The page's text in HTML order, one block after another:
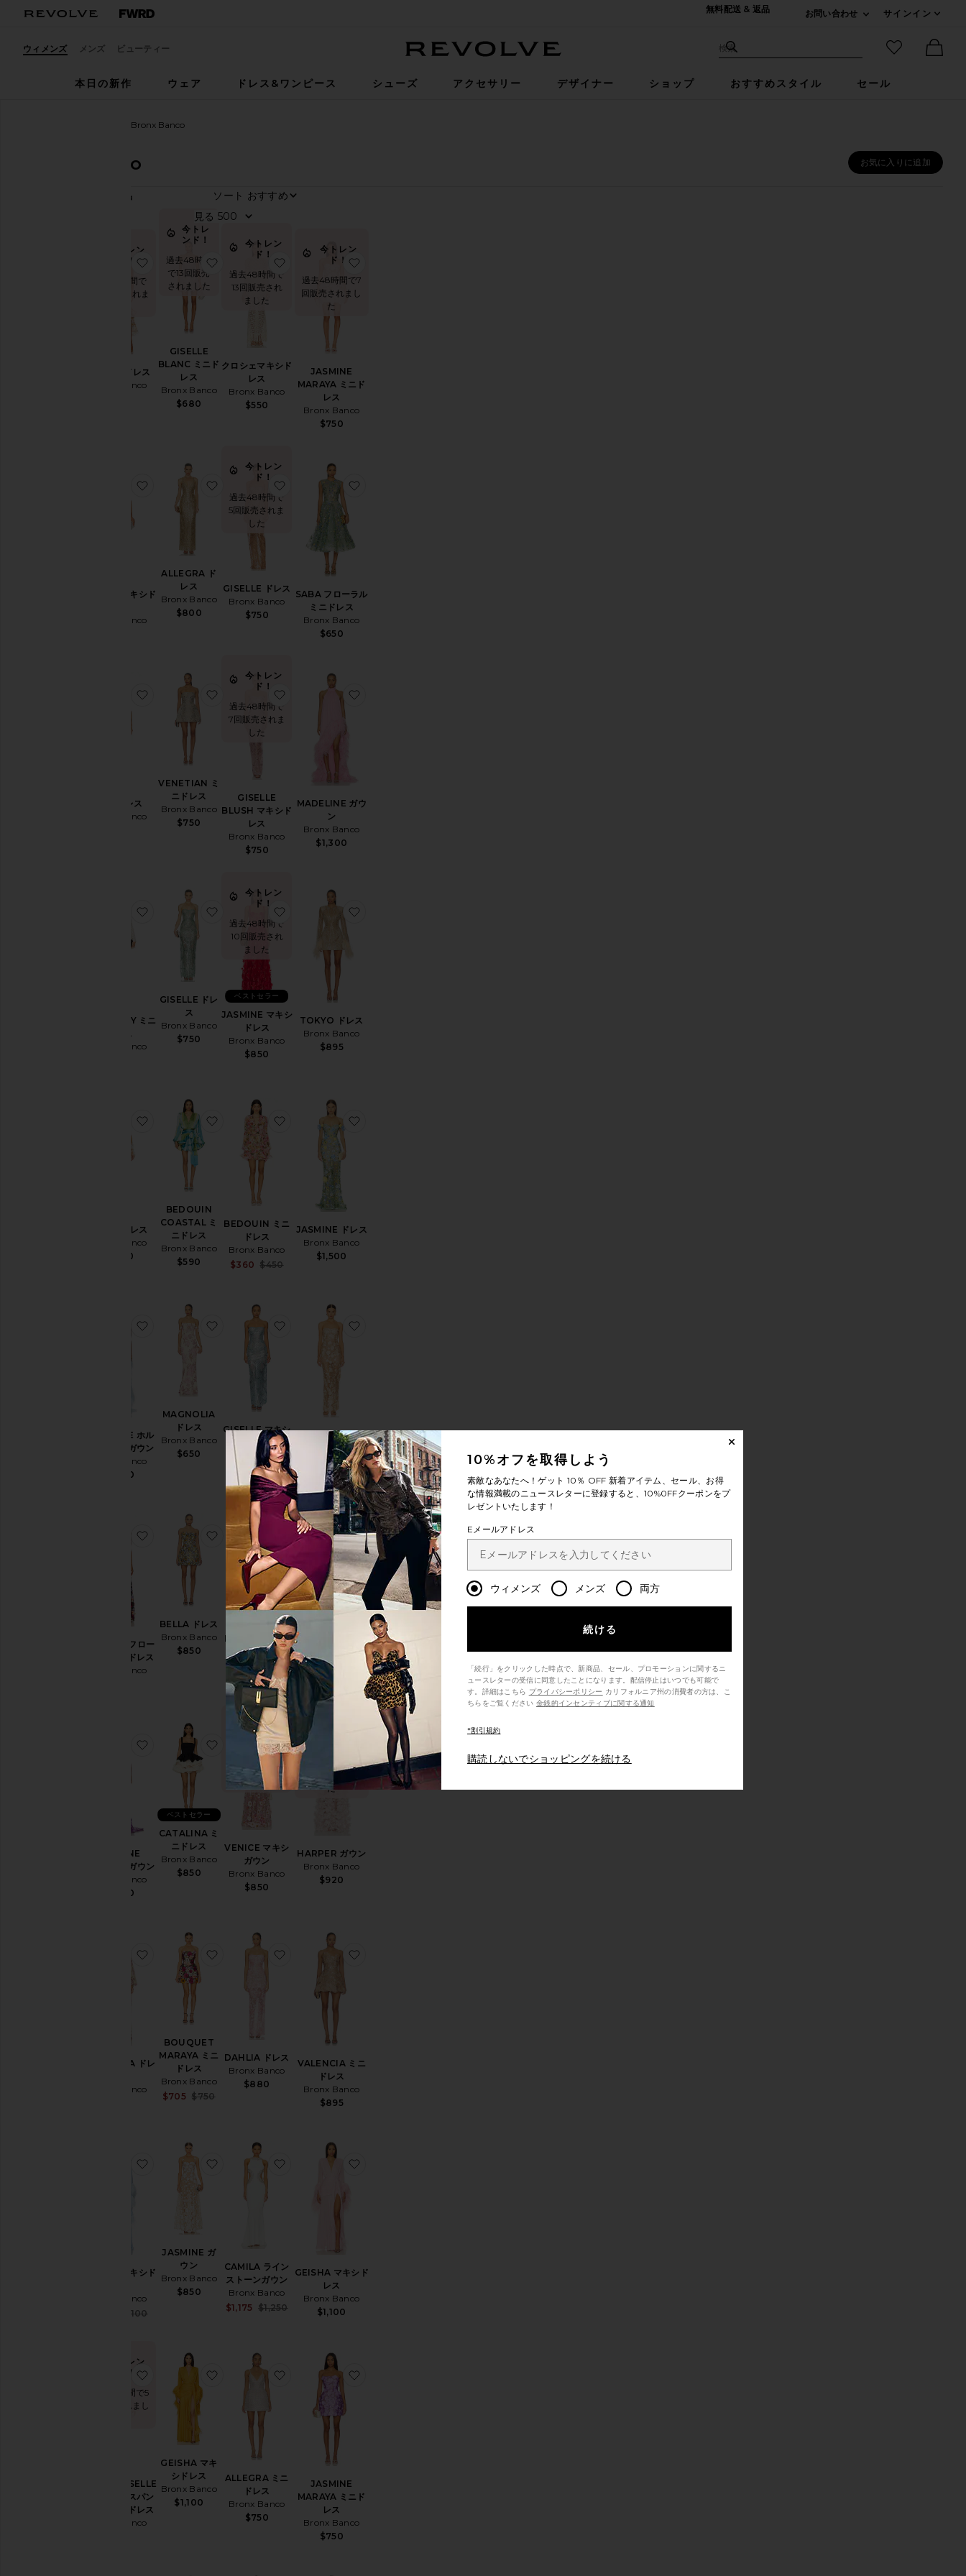
無料配送 & 返品
お問い合わせ
サインイン
ウィメンズ メンズ ビューティー サイト検索
検索
お気に入り
本日の新作
ウェア ドレス&ワンピース シューズ アクセサリー デザイナー ショップ おすすめスタイル セール
Bronx Banco
Bronx Banco お気に入りに追加
商品
今トレン
ド！
過去48時間で
25回販売されま
SICILIA ドレス
Bronx Banco
お気に入りSICILIA ドレス
今トレ
ンド！
過去48時間
で13回販売
されました
GISELLE
BLANC ミニド
レス
Bronx Banco
$680
お気に入りGISELLE BLANC ミニドレス
今トレン
ド！
過去48時間で
13回販売され
ました
クロシェマキシド
レス
Bronx Banco
$550
お気に入りクロシェマキシドレス
今トレン
ド！
過去48時間で7
回販売されまし
た
JASMINE
MARAYA ミニド
レス
Bronx Banco
$750
DAHLIA マキシド
Bronx Banco
お気に入りDAHLIA マキシドレス
ALLEGRA ド
レス
Bronx Banco
$800
お気に入りALLEGRA ドレス
今トレン
ド！
過去48時間で
5回販売されま
した
GISELLE ドレス
Bronx Banco
$750
お気に入りGISELLE ドレス
SABA フローラル
ミニドレス
Bronx Banco
$650
IRIS ドレス
Bronx Banco
お気に入りIRIS ドレス
VENETIAN ミ
ニドレス
Bronx Banco
$750
お気に入りVENETIAN ミニドレス
今トレン
ド！
過去48時間で
7回販売されま
した
GISELLE
BLUSH マキシド
レス
Bronx Banco
$750
お気に入りGISELLE BLUSH マキシドレス
MADELINE ガウ
ン
Bronx Banco
$1,300
COURTNEY ミニ
Bronx Banco
お気に入りCOURTNEY ミニドレス
GISELLE ドレ
ス
Bronx Banco
$750
お気に入りGISELLE ドレス
今トレン
ド！
過去48時間で
10回販売され
ました
JASMINE マキシ
ドレス
Bronx Banco
$850
ベストセラー
お気に入りJASMINE マキシドレス
TOKYO ドレス
Bronx Banco
$895
PARIS ドレス
Bronx Banco
$1,250
お気に入りPARIS ドレス
BEDOUIN
COASTAL ミ
ニドレス
Bronx Banco
$590
お気に入りBEDOUIN COASTAL ミニドレス
BEDOUIN ミニ
ドレス
Bronx Banco
Sale price:
$360 $450
お気に入りBEDOUIN ミニドレス
JASMINE ドレス
Bronx Banco
$1,500
MADELINE ホル
ターネックガウン
Bronx Banco
$1,300
お気に入りMADELINE ホルターネックガウン
MAGNOLIA
ドレス
Bronx Banco
$650
お気に入りMAGNOLIA ドレス
GISELLE マキシ
ドレス
Bronx Banco
$750
お気に入りGISELLE マキシドレス
JASMINE マキシ
ドレス
Bronx Banco
$780
JASMINE フロー
ラルマキシドレス
Bronx Banco
お気に入りJASMINE フローラルマキシドレス
BELLA ドレス
Bronx Banco
$850
お気に入りBELLA ドレス
DAHLIA ガウン
Bronx Banco
$880
お気に入りDAHLIA ガウン
ROSALIE ドレス
Bronx Banco
$950
お気に入りROSALIE ドレス
JASMINE
FUCHSIA ガウン
Bronx Banco
$1,200
お気に入りJASMINE FUCHSIA ガウン
CATALINA ミ
ニドレス
Bronx Banco
$850
ベストセラー
お気に入りCATALINA ミニドレス
今トレン
ド！
過去48時間で
7回販売されま
した
VENICE マキシ
ガウン
Bronx Banco
$850
お気に入りVENICE マキシガウン
過去48時間で5
回販売されまし
た
HARPER ガウン
Bronx Banco
$920
お気に入りHARPER ガウン
MAGNOLIA ドレ
Bronx Banco
お気に入りMAGNOLIA ドレス
BOUQUET
MARAYA ミニ
ドレス
Bronx Banco
$705 $750
お気に入りBOUQUET MARAYA ミニドレス
DAHLIA ドレス
Bronx Banco
$880
お気に入りDAHLIA ドレス
VALENCIA ミニ
ドレス
Bronx Banco
$895
GEISHA マキシド
Bronx Banco
$1,100
お気に入りGEISHA マキシドレス
JASMINE ガ
ウン
Bronx Banco
$850
お気に入りJASMINE ガウン
CAMILA ライン
ストーンガウン
Bronx Banco
Sale price:
$1,175
Previous price:
$1,250
お気に入りCAMILA ラインストーンガウン
GEISHA マキシド
レス
Bronx Banco
$1,100
今トレン
ド！
過去48時間で5
回販売されまし
MADEMOISELLE
ブライダルスパン
コールミニドレス
Bronx Banco
お気に入りMADEMOISELLE ブライダルスパンコールミニドレス
GEISHA マキ
シドレス
Bronx Banco
$1,100
お気に入りGEISHA マキシドレス
ALLEGRA ミニ
ドレス
Bronx Banco
$750
お気に入りALLEGRA ミニドレス
JASMINE
MARAYA ミニド
レス
Bronx Banco
$750
10%オフを取得しよう
素敵なあなたへ！ゲット 10％ OFF 新着アイテム、セール、お得
な情報満載のニュースレターに登録すると、10%0FFクーポンをプ
レゼントいたします！
Eメールアドレス
ウィメンズ メンズ 両方
続ける
「続行」をクリックした時点で、新商品、セール、プロモーションに関するニ
ュースレターの受信に同意したことになります。配信停止はいつでも可能で
す。詳細はこちら プライバシーポリシー
ちらをご覧ください 金銭的インセンティブに関する通知
*割引規約
購読しないでショッピングを続ける